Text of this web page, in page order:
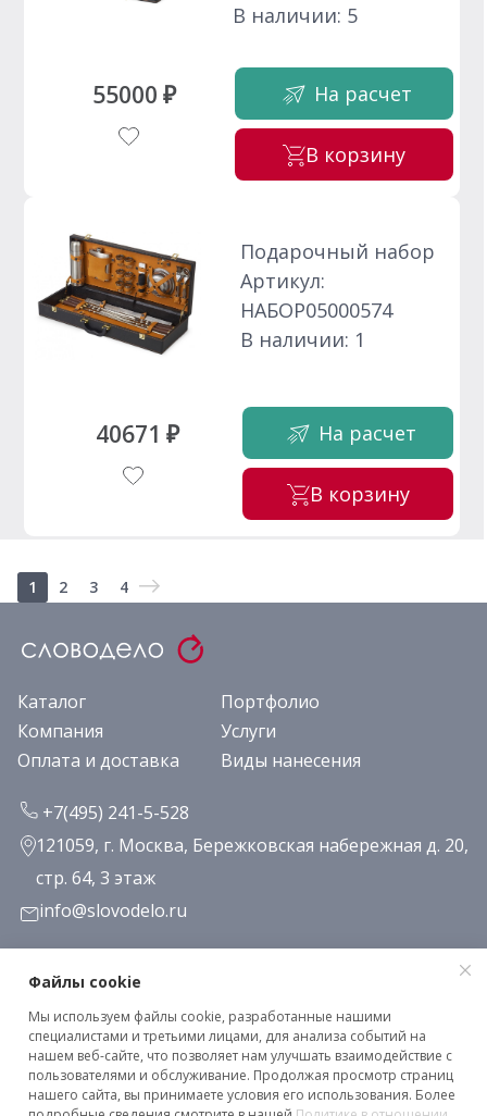
55000 ₽
В наличии: 5
На расчет
В корзину
40671 ₽
Подарочный набор
Артикул:
НАБОР05000574
В наличии: 1
На расчет
В корзину
1 2 3 4
Каталог
Портфолио
Компания
Услуги
Оплата и доставка
Виды нанесения
+7(495) 241-5-528
121059, г. Москва, Бережковская набережная д. 20,
стр. 64, 3 этаж
info@slovodelo.ru
Заказать звонок
Подписаться на рассылку
Клиентское соглашение
Файлы cookie
Мы используем файлы cookie, разработанные нашими
специалистами и третьими лицами, для анализа событий на
нашем веб-сайте, что позволяет нам улучшать взаимодействие с
пользователями и обслуживание. Продолжая просмотр страниц
нашего сайта, вы принимаете условия его использования. Более